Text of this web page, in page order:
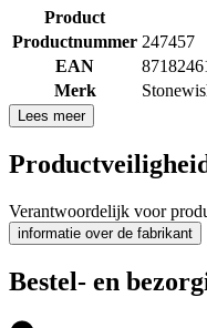
Product
Productnummer 247457
EAN
Merk
Lees meer
Productveiligheid
Verantwoordelijk voor
informatie over de fabrikant
Bestel- en